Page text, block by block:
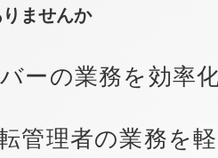
ませんか
バーの業務を効率
管理者の業務を